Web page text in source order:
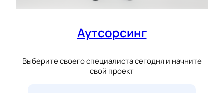
Аутсорсинг
Выберите своего специалиста сегодня и начните
свой проект